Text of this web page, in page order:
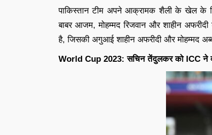
पाकिस्तान टीम अपने आक्रामक शैली के खेल के
बाबर आजम, मोहम्मद रिजवान और शाहीन
है, जिसकी अगुआई शाहीन अफरीदी और मोहम्मद
World Cup 2023: सचिन तेंदुलकर को ICC ने